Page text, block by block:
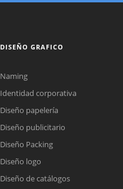
DISEÑO GRAFICO
Naming
Identidad corporativa
Diseño papelería
Diseño publicitario
Diseño Packing
Diseño logo
Diseño de catálogos